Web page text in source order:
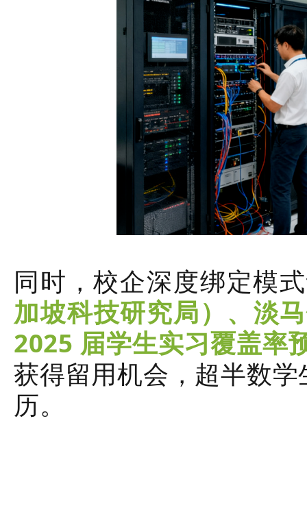
同时，校企深度绑定模
加坡科技研究局）、淡
2025 届学生实习覆盖率
获得留用机会，超半数
历。